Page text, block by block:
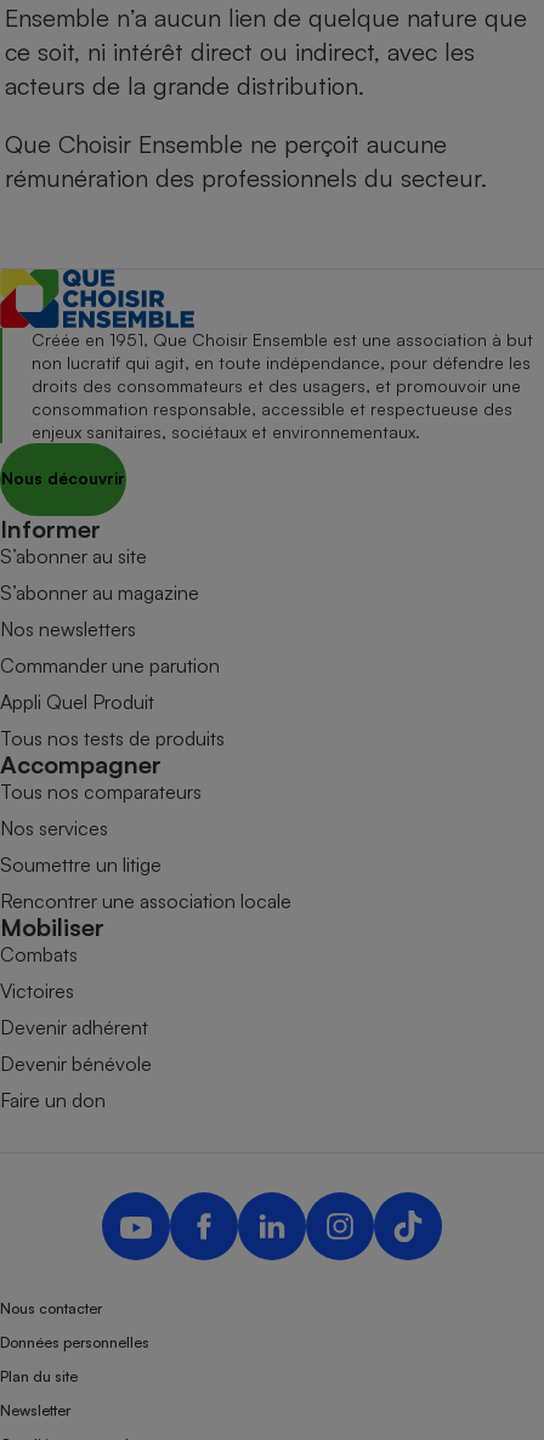
Ensemble n’a aucun lien de quelque nature que
ce soit, ni intérêt direct ou indirect, avec les
acteurs de la grande distribution.
Que Choisir Ensemble ne perçoit aucune
rémunération des professionnels du secteur.
Créée en 1951, Que Choisir Ensemble est une association à but
non lucratif qui agit, en toute indépendance, pour défendre les
droits des consommateurs et des usagers, et promouvoir une
consommation responsable, accessible et respectueuse des
enjeux sanitaires, sociétaux et environnementaux.
Nous découvrir
Informer
S’abonner au site
S’abonner au magazine
Nos newsletters
Commander une parution
Appli Quel Produit
Tous nos tests de produits
Accompagner
Tous nos comparateurs
Nos services
Soumettre un litige
Rencontrer une association locale
Mobiliser
Combats
Victoires
Devenir adhérent
Devenir bénévole
Faire un don
Nous contacter
Données personnelles
Plan du site
Newsletter